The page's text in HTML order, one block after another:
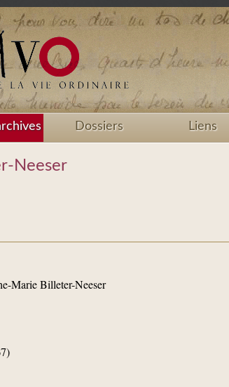
Dossiers Liens
Neeser
Marie Billeter-Neeser